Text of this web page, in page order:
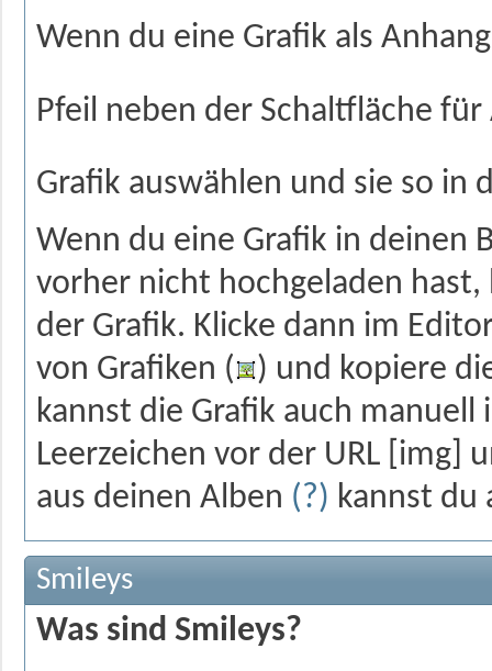
Wenn du eine Grafik als
Pfeil neben der Schaltfläche für
Grafik auswählen und sie so in
Wenn du eine Grafik in deinen
vorher nicht hochgeladen
der Grafik. Klicke dann im
von Grafiken (
) und kopiere
kannst die Grafik auch
Leerzeichen vor der URL [img]
aus deinen Alben (?) kannst du
Smileys
Was sind Smileys?